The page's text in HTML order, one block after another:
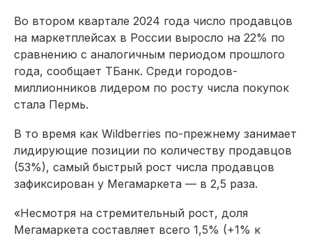
Во втором квартале 2024 года число продавцов
на маркетплейсах в России выросло на 22% по
сравнению с аналогичным периодом прошлого
года, сообщает ТБанк. Среди городов-
миллионников лидером по росту числа покупок
стала Пермь.
В то время как Wildberries по-прежнему занимает
лидирующие позиции по количеству продавцов
(53%), самый быстрый рост числа продавцов
зафиксирован у Мегамаркета — в 2,5 раза.
«Несмотря на стремительный рост, доля
Мегамаркета составляет всего 1,5% (+1% к